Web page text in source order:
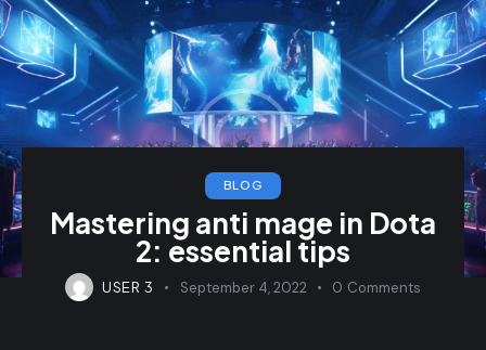
BLOG
Mastering anti mage in Dota
2: essential tips
USER 3 September 4, 2022 0 Comments